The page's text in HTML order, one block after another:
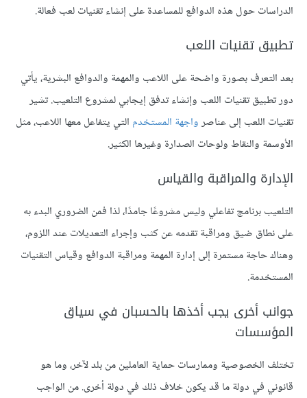
الدراسات حول هذه الدوافع للمساعدة على إنشاء تقنيات لعب فعالة.
تطبيق تقنيات اللعب
بعد التعرف بصورة واضحة على اللاعب والمهمة والدوافع البشرية، يأتي
دور تطبيق تقنيات اللعب وإنشاء تدفق إيجابي لمشروع التلعيب. تشير
تقنيات اللعب إلى عناصرواجهة المستخدم التي يتفاعل معها اللاعب، مثل
الأوسمة والنقاط ولوحات الصدارة وغيرها الكثير.
الإدارة والمراقبة والقياس
التلعيب برنامج تفاعلي وليس مشروعًا جامدًا، لذا فمن الضروري البدء به
على نطاق ضيق ومراقبة تقدمه عن كثب وإجراء التعديلات عند اللزوم،
وهناك حاجة مستمرة إلى إدارة المهمة ومراقبة الدوافع وقياس التقنيات
المستخدمة.
جوانب أخرى يجب أخذها بالحسبان في سياق
المؤسسات
تختلف الخصوصية وممارسات حماية العاملين من بلد لآخر، وما هو
قانوني في دولة ما قد يكون خلاف ذلك في دولة أخرى. من الواجب